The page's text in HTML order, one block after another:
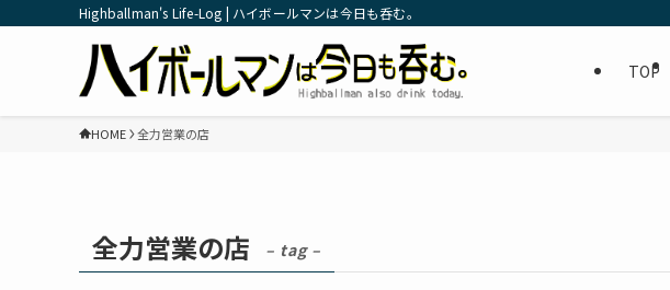
Highballman's Life-Log | ハイボールマンは今日も呑む。
TOP
HOME 全力営業の店
全力営業の店 – tag –